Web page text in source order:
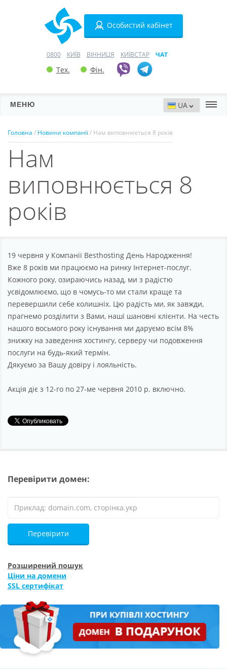
Особистий кабінет
0800 КИЇВ ВІННИЦЯ КИЇВСТАР ЧАТ
Тех. Фін.
МЕНЮ
Домени
VPN
SSL
Підтримка
Про компанію
Головна / Новини компанії/ Нам виповнюється 8 років
Нам
виповнюється 8
років
19 червня у Компанії Besthosting День Народження!
Вже 8 років ми працюємо на ринку Інтернет-послуг.
Кожного року, озираючись назад, ми з радістю
усвідомлюємо, що в чомусь-то ми стали краще та
перевершили себе колишніх. Цю радість ми, як завжди,
прагнемо розділити з Вами, наші шановні клієнти. На честь
нашого восьмого року існування ми даруємо всім 8%
знижку на заведення хостингу, серверу чи подовження
послуги на будь-який термін.
Дякуємо за Вашу довіру і лояльність.
Акція діє з 12-го по 27-ме червня 2010 р. включно.
Перевірити домен:
Перевірити
Розширений пошук
Ціни на домени
SSL сертифікат